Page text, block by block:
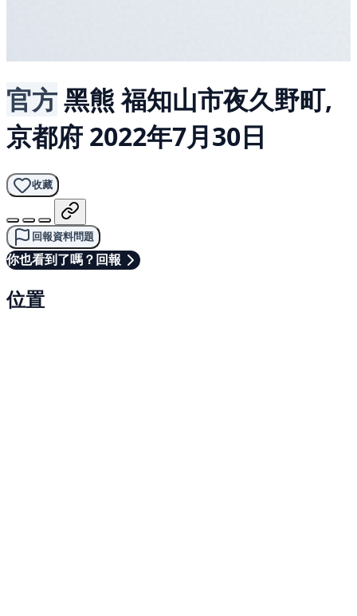
官方黑熊 福知山市夜久野町,
京都府 2022年7月30日
收藏
回報資料問題
你也看到了嗎？回報
位置